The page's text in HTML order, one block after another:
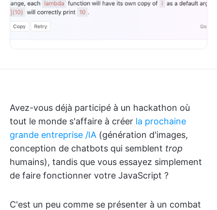
Avez-vous déjà participé à un hackathon où
tout le monde s'affaire à créer la prochaine
grande entreprise /IA (génération d'images,
conception de chatbots qui semblent trop
humains), tandis que vous essayez simplement
de faire fonctionner votre JavaScript ?
C'est un peu comme se présenter à un combat